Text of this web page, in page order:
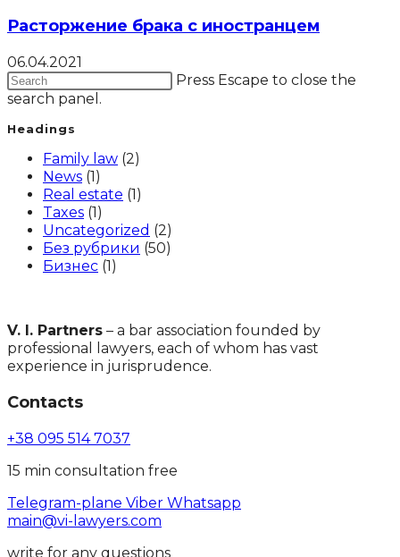
Расторжение брака с иностранцем
06.04.2021
Press Escape to close the
search panel.
Headings
Family law (2)
News (1)
Real estate (1)
Taxes (1)
Uncategorized (2)
Без рубрики (50)
Бизнес (1)
V. I. Partners – a bar association founded by
professional lawyers, each of whom has vast
experience in jurisprudence.
Contacts
+38 095 514 7037
15 min consultation free
Telegram-plane Viber Whatsapp
main@vi-lawyers.com
write for any questions